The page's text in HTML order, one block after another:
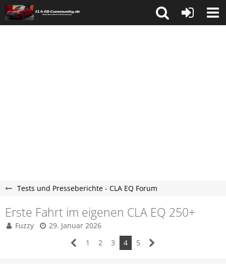
Tests und Presseberichte - CLA EQ Forum
Erste Fahrt im eigenen CLA EQ 250+
Fuzzy
29. Januar 2026
1
2 3 4 5